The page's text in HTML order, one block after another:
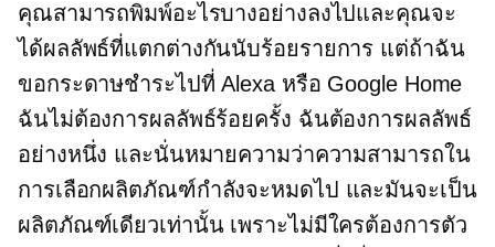
คุณสามารถพิมพ์อะไรบางอย่างลงไปและคุณจะ
ได้ผลลัพธ์ที่แตกต่างกันนับร้อยรายการ แต่ถ้าฉัน
ขอกระดาษชำระไปที่ Alexa หรือ Google Home
ฉันไม่ต้องการผลลัพธ์ร้อยครั้ง ฉันต้องการผลลัพธ์
อย่างหนึ่ง และนั่นหมายความว่าความสามารถใน
การเลือกผลิตภัณฑ์กำลังจะหมดไป และมันจะเป็น
ผลิตภัณฑ์เดียวเท่านั้น เพราะไม่มีใครต้องการตัว